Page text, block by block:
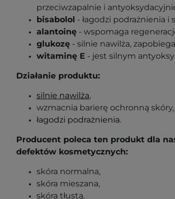
przeciwzapalnie i
bisabolol - łagodzi podrażnienia i
alantoinę - wspomaga
glukozę - silnie nawilża,
witaminę E - jest silnym
Działanie produktu:
silnie nawilża,
wzmacnia barierę ochronną skóry,
łagodzi podrażnienia.
Producent poleca ten produkt dla
defektów kosmetycznych:
skóra normalna,
skóra mieszana,
skóra tłusta,